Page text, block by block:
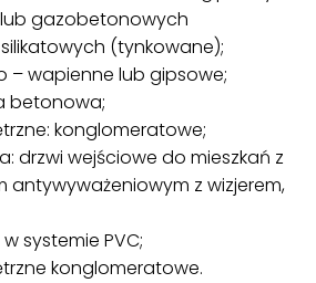
gazobetonowych
(tynkowane);
– wapienne lub gipsowe;
betonowa;
konglomeratowe;
drzwi wejściowe do mieszkań z
antywyważeniowym z wizjerem,
systemie PVC;
konglomeratowe.